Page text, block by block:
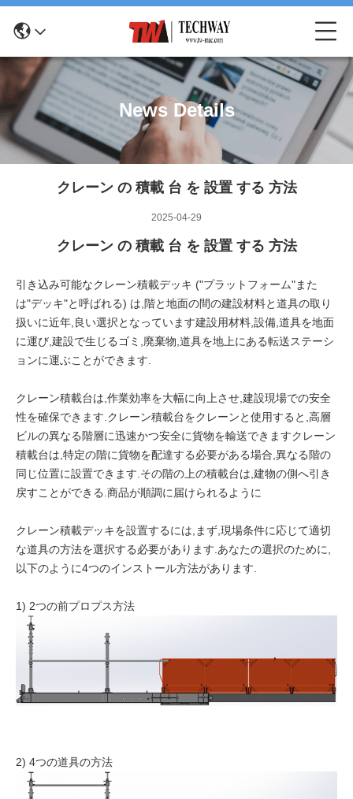
News Details
クレーン の 積載 台 を 設置 する 方法
2025-04-29
クレーン の 積載 台 を 設置 する 方法
引き込み可能なクレーン積載デッキ ("プラットフォーム"また
は"デッキ"と呼ばれる) は,階と地面の間の建設材料と道具の取り
扱いに近年,良い選択となっています建設用材料,設備,道具を地面
に運び,建設で生じるゴミ,廃棄物,道具を地上にある転送ステーシ
ョンに運ぶことができます.
クレーン積載台は,作業効率を大幅に向上させ,建設現場での安全
性を確保できます.クレーン積載台をクレーンと使用すると,高層
ビルの異なる階層に迅速かつ安全に貨物を輸送できますクレーン
積載台は,特定の階に貨物を配達する必要がある場合,異なる階の
同じ位置に設置できます.その階の上の積載台は,建物の側へ引き
戻すことができる.商品が順調に届けられるように
クレーン積載デッキを設置するには,まず,現場条件に応じて適切
な道具の方法を選択する必要があります.あなたの選択のために,
以下のように4つのインストール方法があります.
1) 2つの前プロプス方法
2) 4つの道具の方法